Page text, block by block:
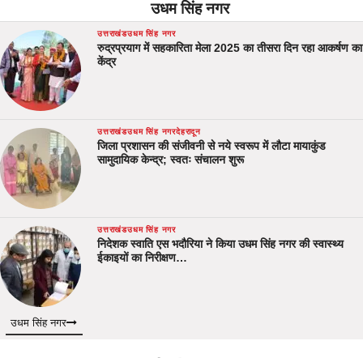
उधम सिंह नगर
उत्तराखंडउधम सिंह नगर
रुद्रप्रयाग में सहकारिता मेला 2025 का तीसरा दिन रहा आकर्षण का
केंद्र
उत्तराखंडउधम सिंह नगरदेहरादून
जिला प्रशासन की संजीवनी से नये स्वरूप में लौटा मायाकुंड
सामुदायिक केन्द्र; स्वतः संचालन शुरू
उत्तराखंडउधम सिंह नगर
निदेशक स्वाति एस भदौरिया ने किया उधम सिंह नगर की स्वास्थ्य
ईकाइयों का निरीक्षण…
उधम सिंह नगर